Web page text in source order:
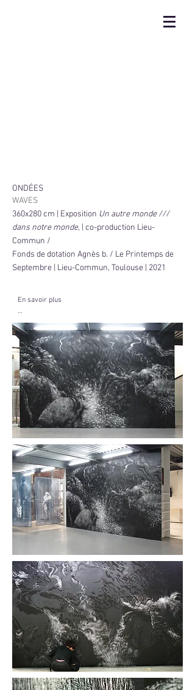
ONDÉES
WAVES
360x280 cm | Exposition Un autre monde ///
dans notre monde, | co-production Lieu-
Commun /
Fonds de dotation Agnès b. / Le Printemps de
Septembre | Lieu-Commun, Toulouse | 2021
En savoir plus
J’ai été invitée à réaliser un dessin mural, en
transposant ma pratique de la carte à gratter aux
dimensions d'une grande paroi.
Le mur, peint avec deux noirs différents, est gratté
et gravé, en partie avec des outils fabriqués
spécifiquement, pour faire apparaître l’image en
négatif. La perception change selon point de vue
d’où l’on regarde : des éléments apparaissent et
disparaissent, dans le jeu des reflets et des
variations de noirs. L’image n’est pas figée. En
outre, la vision de loin révèle un paysage
merveilleux, tandis que la vision de près nous
plonge dans la matière ; l’alternance des deux crée
un dialogue entre infiniment petit et infiniment
grand. L’eau y est représentée comme fluide vital,
mélange de puissance et de douceur. La dimension
onirique de ce dessin souligne la préciosité de l’eau,
qui devient fluide magique, dans une volonté de «ré-
enchanter» le vivant.